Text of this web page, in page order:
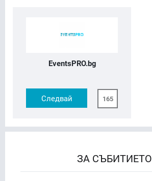
EventsPRO.bg
Следвай 165
ЗА СЪБИТИЕТО